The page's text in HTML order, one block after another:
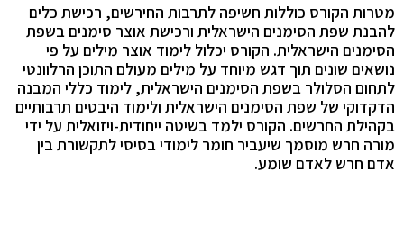
מטרות הקורס כוללות חשיפה לתרבות החירשים, רכישת כלים
להבנת שפת הסימנים הישראלית ורכישת אוצר סימנים בשפת
הסימנים הישראלית. הקורס יכלול לימוד אוצר מילים על פי
נושאים שונים תוך דגש מיוחד על מילים מעולם התוכן הרלוונטי
לתחום הסלולר בשפת הסימנים הישראלית, לימוד כללי המבנה
הדקדוקי של שפת הסימנים הישראלית ולימוד היבטים תרבותיים
בקהילת החרשים. הקורס ילמד בשיטה ייחודית-ויזואלית על ידי
מורה חרש מוסמך שיעביר חומר לימודי בסיסי לתקשורת בין
אדם חרש לאדם שומע.